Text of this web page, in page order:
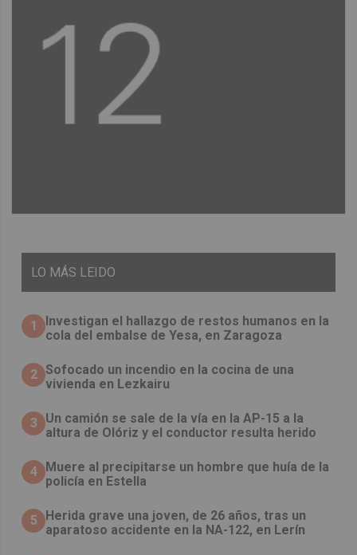
LO MÁS LEIDO
1
Investigan el hallazgo de restos humanos en la
cola del embalse de Yesa, en Zaragoza
2 Sofocado un incendio en la cocina de una
vivienda en Lezkairu
3
Un camión se sale de la vía en la AP-15 a la
altura de Olóriz y el conductor resulta herido
4 Muere al precipitarse un hombre que huía de la
policía en Estella
5
Herida grave una joven, de 26 años, tras un
aparatoso accidente en la NA-122, en Lerín